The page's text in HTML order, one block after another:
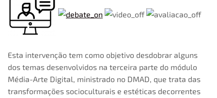
4 de Maio, 2020
MasterClasses2020
Esta intervenção tem como objetivo desdobrar alguns
dos temas desenvolvidos na terceira parte do módulo
Média-Arte Digital, ministrado no DMAD, que trata das
transformações socioculturais e estéticas decorrentes